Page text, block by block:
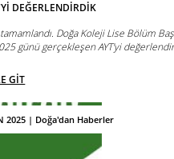
2025 | Doğa'dan Haberler
DEĞERLENDİRDİK
Doğa Koleji Lise Bölüm
günü gerçekleşen AYT'yi
GİT